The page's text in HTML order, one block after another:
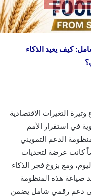
كيف يعيد الذكاء
التغيرات الاقتصادية
في استقرار الأمم
الدعم التمويني
كانت عرضة لتحديات
ومع بزوغ فجر الذكاء
صياغة هذه المنظومة
إلى دعم رقمي شامل يضمن